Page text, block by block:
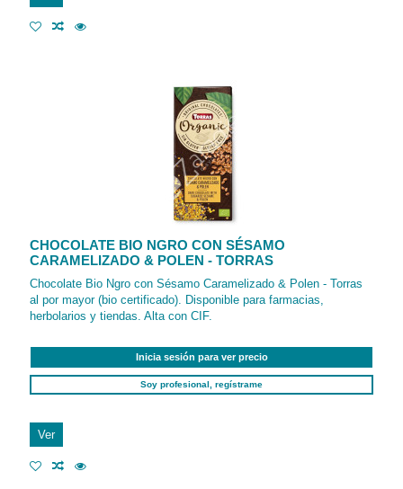
CHOCOLATE BIO NGRO CON SÉSAMO
CARAMELIZADO & POLEN - TORRAS
Chocolate Bio Ngro con Sésamo Caramelizado & Polen - Torras
al por mayor (bio certificado). Disponible para farmacias,
herbolarios y tiendas. Alta con CIF.
Inicia sesión para ver precio
Soy profesional, regístrame
Ver